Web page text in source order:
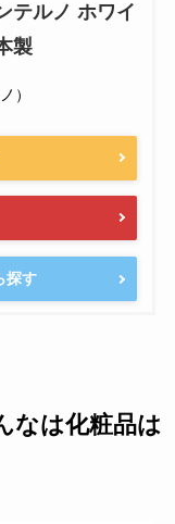
テルノ ホワイ
製
）
探す
なは化粧品は